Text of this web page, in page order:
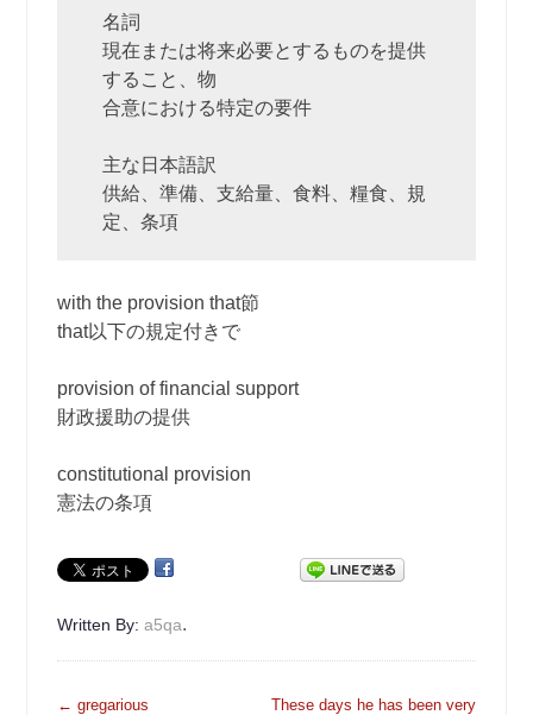
名詞
現在または将来必要とするものを提供
すること、物
合意における特定の要件
主な日本語訳
供給、準備、支給量、食料、糧食、規
定、条項
with the provision that節
that以下の規定付きで
provision of financial support
財政援助の提供
constitutional provision
憲法の条項
Written By:a5qa.
投
← gregarious
These days he has been very